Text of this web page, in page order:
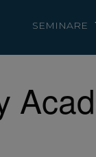
SEMINARE